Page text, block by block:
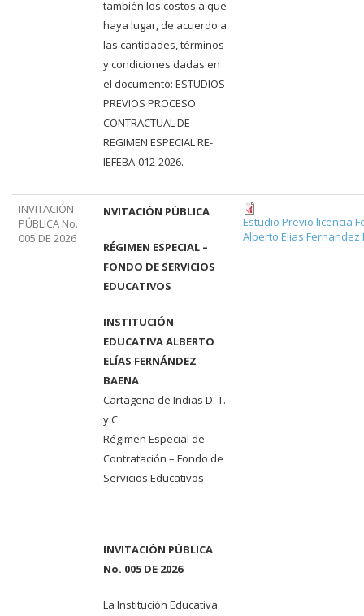
también los costos a que
haya lugar, de acuerdo a
las cantidades, términos
y condiciones dadas en
el documento: ESTUDIOS
PREVIOS PROCESO
CONTRACTUAL DE
REGIMEN ESPECIAL RE-
IEFEBA-012-2026.
INVITACIÓN
PÚBLICA No.
005 DE 2026
NVITACIÓN PÚBLICA
RÉGIMEN ESPECIAL –
FONDO DE SERVICIOS
EDUCATIVOS
INSTITUCIÓN
EDUCATIVA ALBERTO
ELÍAS FERNÁNDEZ
BAENA
Cartagena de Indias D. T.
y C.
Régimen Especial de
Contratación – Fondo de
Servicios Educativos
INVITACIÓN PÚBLICA
No. 005 DE 2026
La Institución Educativa
Estudio Previo licencia
Alberto Elias